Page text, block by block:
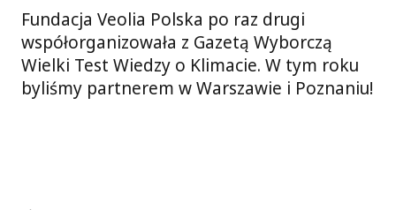
Fundacja Veolia Polska po raz drugi
współorganizowała z Gazetą Wyborczą
Wielki Test Wiedzy o Klimacie. W tym roku
byliśmy partnerem w Warszawie i Poznaniu!